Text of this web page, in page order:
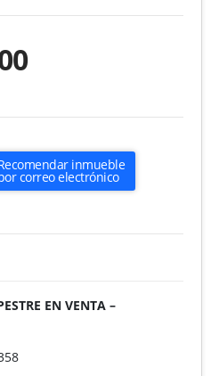
inmueble
correo electrónico
EN VENTA –